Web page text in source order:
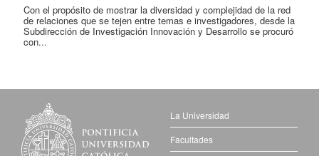
Con el propósito de mostrar la diversidad y complejidad de la red
de relaciones que se tejen entre temas e investigadores, desde la
Subdirección de Investigación Innovación y Desarrollo se procuró
con...
La Universidad
Facultades